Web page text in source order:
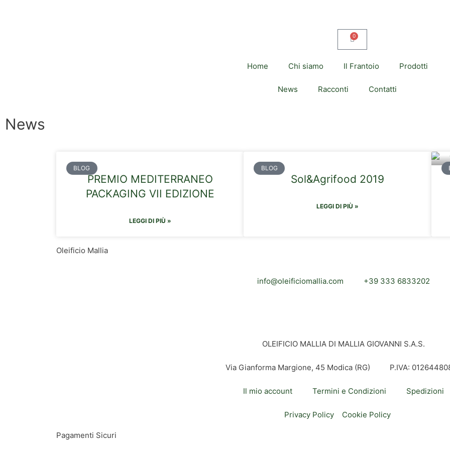
0
Home Chi siamo Il Frantoio Prodotti
News Racconti Contatti
News
BLOG
PREMIO MEDITERRANEO
PACKAGING VII EDIZIONE
LEGGI DI PIÙ »
BLOG
Sol&Agrifood 2019
LEGGI DI PIÙ »
Oleificio Mallia
info@oleificiomallia.com +39 333 6833202
OLEIFICIO MALLIA DI MALLIA GIOVANNI S.A.S.
Via Gianforma Margione, 45 Modica (RG) P.IVA:
Il mio account Termini e Condizioni Spedizioni
Privacy Policy Cookie Policy
Pagamenti Sicuri